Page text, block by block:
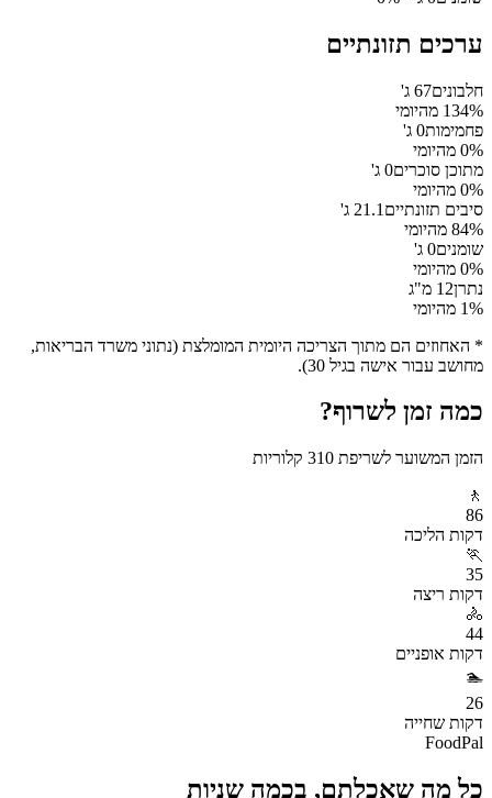
ערכים תזונתיים
חלבונים67 ג'
134% מהיומי
פחמימות0 ג'
0% מהיומי
מתוכן סוכרים0 ג'
0% מהיומי
סיבים תזונתיים 21.1 ג'
84% מהיומי
שומנים0 ג'
0% מהיומי
נתרן12 מ"ג
1% מהיומי
* האחוזים הם מתוך הצריכה היומית המומלצת (נתוני משרד הבריאות,
מחושב עבור אישה בגיל 30).
כמה זמן לשרוף?
הזמן המשוער לשריפת 310 קלוריות
🚶
86
דקות הליכה
🏃
35
דקות ריצה
🚴
44
דקות אופניים
🏊
26
דקות שחייה
FoodPal
כל מה שאכלתם, בכמה שניות